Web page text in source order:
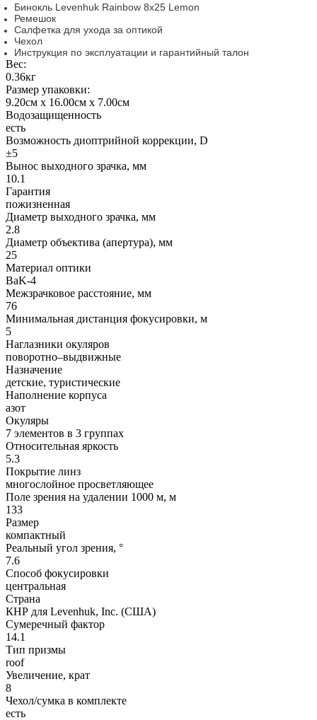
Бинокль Levenhuk Rainbow 8x25 Lemon
Ремешок
Салфетка для ухода за оптикой
Чехол
Инструкция по эксплуатации и гарантийный талон
Вес:
0.36кг
Размер упаковки:
9.20см x 16.00см x 7.00см
Водозащищенность
есть
Возможность диоптрийной коррекции, D
±5
Вынос выходного зрачка, мм
10.1
Гарантия
пожизненная
Диаметр выходного зрачка, мм
2.8
Диаметр объектива (апертура), мм
25
Материал оптики
BaK-4
Межзрачковое расстояние, мм
76
Минимальная дистанция фокусировки, м
5
Наглазники окуляров
поворотно–выдвижные
Назначение
детские, туристические
Наполнение корпуса
азот
Окуляры
7 элементов в 3 группах
Относительная яркость
5.3
Покрытие линз
многослойное просветляющее
Поле зрения на удалении 1000 м, м
133
Размер
компактный
Реальный угол зрения, °
7.6
Способ фокусировки
центральная
Страна
КНР для Levenhuk, Inc. (США)
Сумеречный фактор
14.1
Тип призмы
roof
Увеличение, крат
8
Чехол/сумка в комплекте
есть